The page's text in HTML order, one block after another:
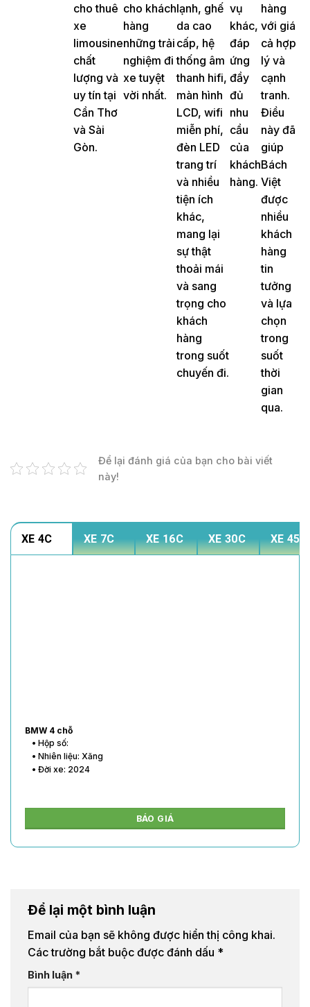
cho thuê
xe
limousine
chất
lượng và
uy tín tại
Cần Thơ
và Sài
Gòn.
cho khách
hàng
những trải
nghiệm đi
xe tuyệt
vời nhất.
lạnh, ghế
da cao
cấp, hệ
thống âm
thanh hifi,
màn hình
LCD, wifi
miễn phí,
đèn LED
trang trí
và nhiều
tiện ích
khác,
mang lại
sự thật
thoải mái
và sang
trọng cho
khách
hàng
trong suốt
chuyến đi.
vụ
khác,
đáp
ứng
đầy
đủ
nhu
cầu
của
khách
hàng.
hàng
với giá
cả hợp
lý và
cạnh
tranh.
Điều
này đã
giúp
Bách
Việt
được
nhiều
khách
hàng
tin
tưởng
và lựa
chọn
trong
suốt
thời
gian
qua.
Để lại đánh giá của bạn cho bài viết
này!
XE 4C XE 7C XE 16C XE 30C XE 45C
Mercedes 4 chỗ
• Hộp số: Số tự động
• Nhiên liệu: Xăng
• Đời xe:
BÁO GIÁ
Để lại một bình luận
Email của bạn sẽ không được hiển thị công khai.
Các trường bắt buộc được đánh dấu *
Bình luận *